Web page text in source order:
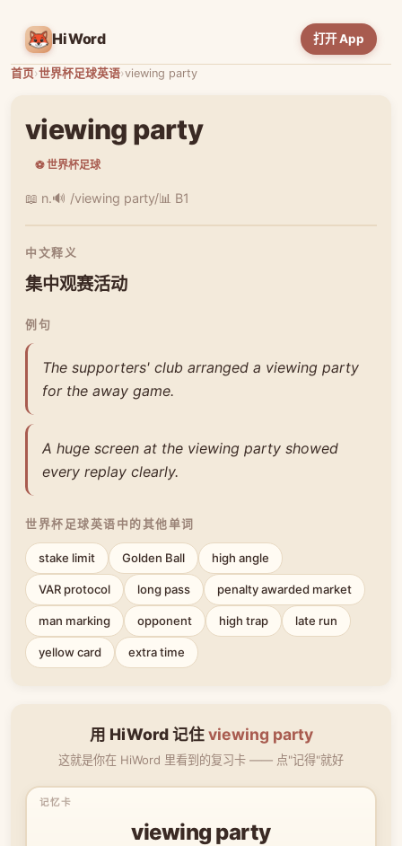
HiWord 打开 App
首页›世界杯足球英语›viewing party
viewing party
⚽ 世界杯足球
📖 n.🔊 /viewing party/📊 B1
中文释义
集中观赛活动
例句
The supporters' club arranged a viewing party
for the away game.
A huge screen at the viewing party showed
every replay clearly.
世界杯足球英语中的其他单词
stake limit Golden Ball high angle
VAR protocol long pass penalty awarded market
man marking opponent high trap late run
yellow card extra time
用 HiWord 记住viewing party
这就是你在 HiWord 里看到的复习卡 —— 点"记得"就好
viewing party